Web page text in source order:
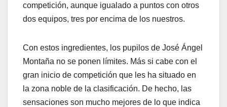
competición, aunque igualado a puntos con otros
dos equipos, tres por encima de los nuestros.
Con estos ingredientes, los pupilos de José Ángel
Montaña no se ponen límites. Más si cabe con el
gran inicio de competición que les ha situado en
la zona noble de la clasificación. De hecho, las
sensaciones son mucho mejores de lo que indica